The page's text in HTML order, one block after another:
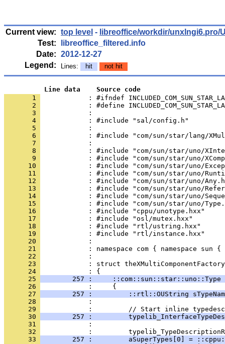
Current view: top level - libreoffice/workdir/unxlngi6.pro/
Test:
libreoffice_filtered.info
Date: 2012-12-27
Legend:
Lines: hit not hit
          Line data    Source code
       1
: #ifndef
       2
       3
       4
       5
       6
       7
       8
       9
      10
      11
      12
      13
      14
      15
      16
      17
      18
      19
      20
      21
      22
      23
: struct
      24
      25
257 :     ::com::sun::star::uno::Type
      26
      27
257 :         ::rtl::OUString
      28
      29
      30
257 :
      31
      32
      33
257 :         aSuperTypes[0] =